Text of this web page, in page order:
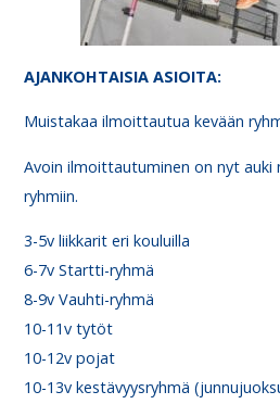
AJANKOHTAISIA ASIOITA:
Muistakaa ilmoittautua kevään
Avoin ilmoittautuminen on nyt auki
ryhmiin.
3-5v liikkarit eri kouluilla
6-7v Startti-ryhmä
8-9v Vauhti-ryhmä
10-11v tytöt
10-12v pojat
10-13v kestävyysryhmä